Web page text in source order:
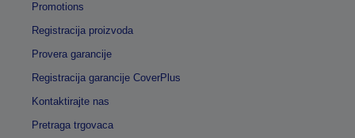
Promotions
Registracija proizvoda
Provera garancije
Registracija garancije CoverPlus
Kontaktirajte nas
Pretraga trgovaca